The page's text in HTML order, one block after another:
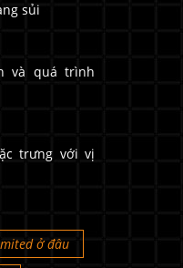
sủi
và quá trình
trưng với vị
ở đâu